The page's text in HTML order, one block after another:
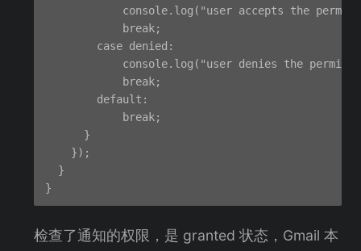
console.log("user accepts the
            break;
        case denied:
console.log("user denies the
            break;
        default:
            break;
      }
    });
  }
检查了通知的权限，是 granted 状态，Gmail 本